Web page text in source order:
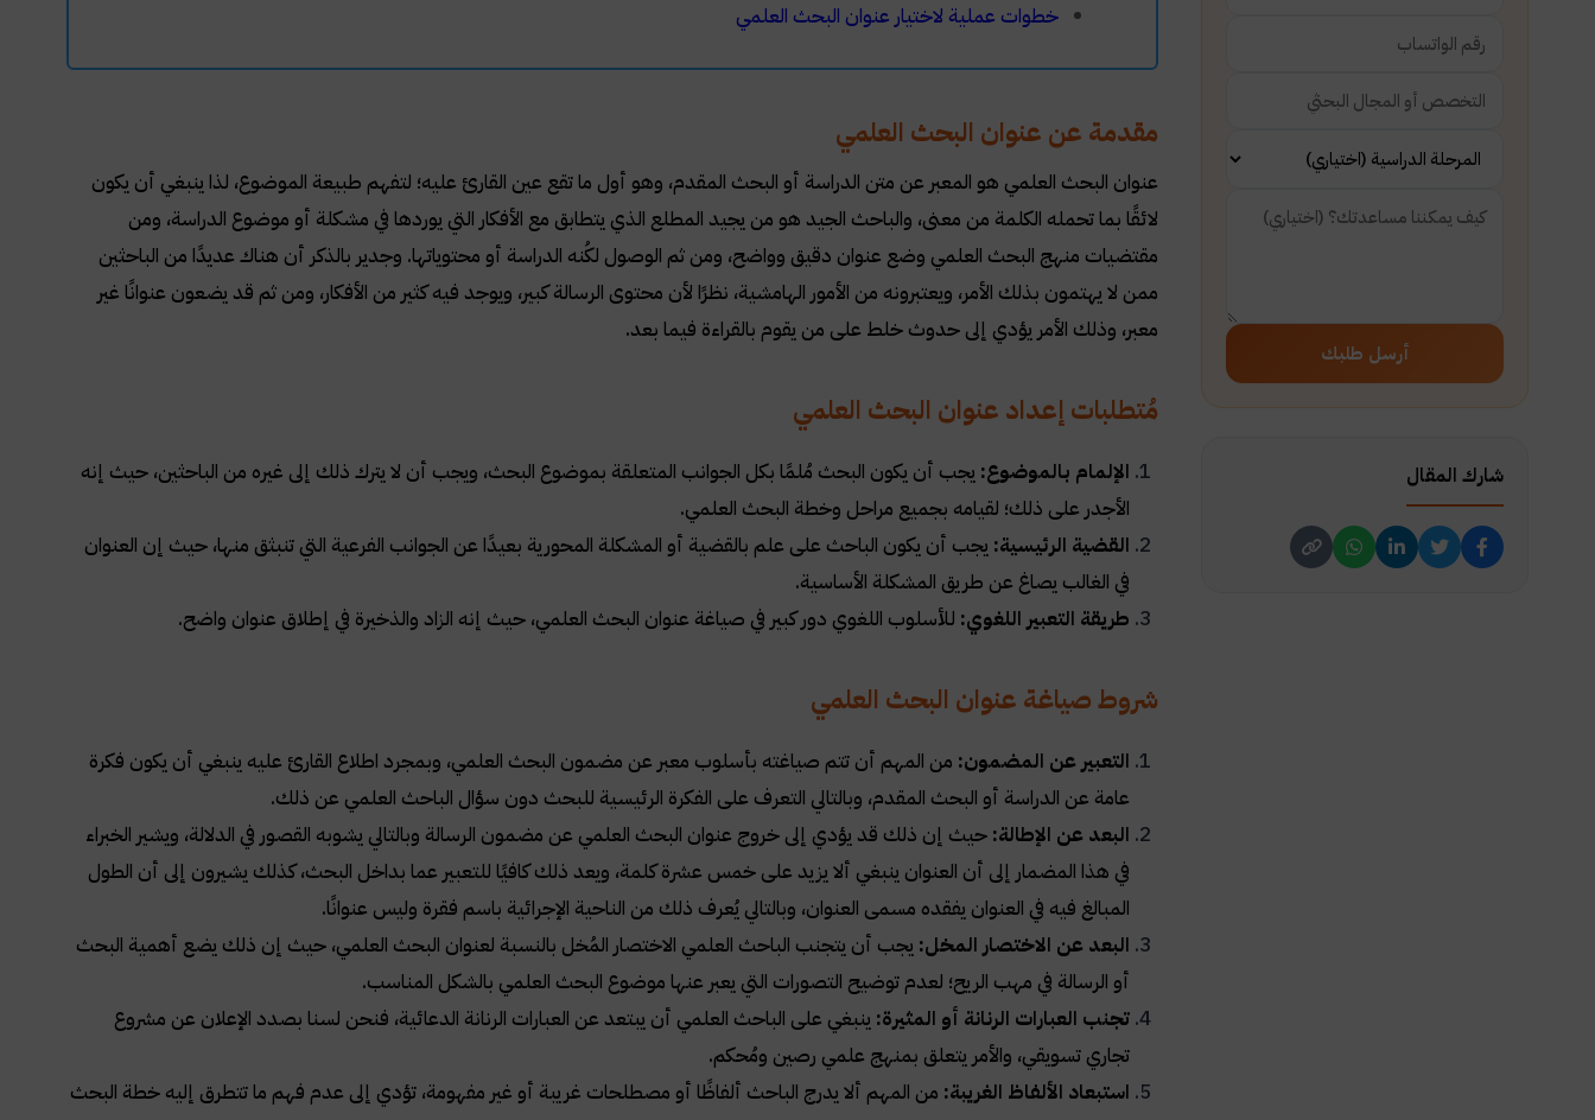
أرسل طلبك
شارك المقال
خطوات عملية لاختيار عنوان البحث العلمي
مقدمة عن عنوان البحث العلمي
عنوان البحث العلمي هو المعبر عن متن الدراسة أو البحث المقدم، وهو أول ما تقع عين القارئ عليه؛ لتفهم طبيعة الموضوع، لذا ينبغي أن يكون
لائقًا بما تحمله الكلمة من معنى، والباحث الجيد هو من يجيد المطلع الذي يتطابق مع الأفكار التي يوردها في مشكلة أو موضوع الدراسة، ومن
مقتضيات منهج البحث العلمي وضع عنوان دقيق وواضح، ومن ثم الوصول لكُنه الدراسة أو محتوياتها. وجدير بالذكر أن هناك عديدًا من الباحثين
ممن لا يهتمون بذلك الأمر، ويعتبرونه من الأمور الهامشية، نظرًا لأن محتوى الرسالة كبير، ويوجد فيه كثير من الأفكار، ومن ثم قد يضعون عنوانًا غير
معبر، وذلك الأمر يؤدي إلى حدوث خلط على من يقوم بالقراءة فيما بعد.
مُتطلبات إعداد عنوان البحث العلمي
الإلمام بالموضوع: يجب أن يكون البحث مُلمًا بكل الجوانب المتعلقة بموضوع البحث، ويجب أن لا يترك ذلك إلى غيره من الباحثين، حيث إنه
الأجدر على ذلك؛ لقيامه بجميع مراحل وخطة البحث العلمي.
القضية الرئيسية: يجب أن يكون الباحث على علم بالقضية أو المشكلة المحورية بعيدًا عن الجوانب الفرعية التي تنبثق منها، حيث إن العنوان
في الغالب يصاغ عن طريق المشكلة الأساسية.
طريقة التعبير اللغوي: للأسلوب اللغوي دور كبير في صياغة عنوان البحث العلمي، حيث إنه الزاد والذخيرة في إطلاق عنوان واضح.
شروط صياغة عنوان البحث العلمي
التعبير عن المضمون: من المهم أن تتم صياغته بأسلوب معبر عن مضمون البحث العلمي، وبمجرد اطلاع القارئ عليه ينبغي أن يكون فكرة
عامة عن الدراسة أو البحث المقدم، وبالتالي التعرف على الفكرة الرئيسية للبحث دون سؤال الباحث العلمي عن ذلك.
البعد عن الإطالة: حيث إن ذلك قد يؤدي إلى خروج عنوان البحث العلمي عن مضمون الرسالة وبالتالي يشوبه القصور في الدلالة، ويشير الخبراء
في هذا المضمار إلى أن العنوان ينبغي ألا يزيد على خمس عشرة كلمة، ويعد ذلك كافيًا للتعبير عما بداخل البحث، كذلك يشيرون إلى أن الطول
المبالغ فيه في العنوان يفقده مسمى العنوان، وبالتالي يُعرف ذلك من الناحية الإجرائية باسم فقرة وليس عنوانًا.
البعد عن الاختصار المخل: يجب أن يتجنب الباحث العلمي الاختصار المُخل بالنسبة لعنوان البحث العلمي، حيث إن ذلك يضع أهمية البحث
أو الرسالة في مهب الريح؛ لعدم توضيح التصورات التي يعبر عنها موضوع البحث العلمي بالشكل المناسب.
تجنب العبارات الرنانة أو المثيرة: ينبغي على الباحث العلمي أن يبتعد عن العبارات الرنانة الدعائية، فنحن لسنا بصدد الإعلان عن مشروع
تجاري تسويقي، والأمر يتعلق بمنهج علمي رصين ومُحكم.
استبعاد الألفاظ الغريبة: من المهم ألا يدرج الباحث ألفاظًا أو مصطلحات غريبة أو غير مفهومة، تؤدي إلى عدم فهم ما تتطرق إليه خطة البحث